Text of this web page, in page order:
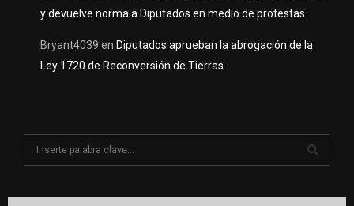
y devuelve norma a Diputados en medio de protestas
Bryant4039 en Diputados aprueban la abrogación de la
Ley 1720 de Reconversión de Tierras